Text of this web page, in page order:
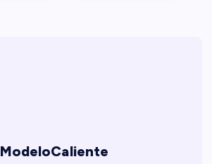
ModeloCaliente